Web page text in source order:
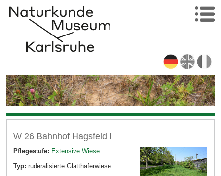
W 26 Bahnhof Hagsfeld I
Pflegestufe: Extensive Wiese
Typ: ruderalisierte Glatthaferwiese